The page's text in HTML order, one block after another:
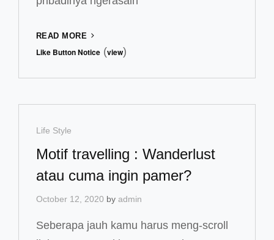
READ MORE
KALI
NGERASAIN
Like Button Notice (view)
Cat
Links
Life Style
Motif travelling : Wanderlust
atau cuma ingin pamer?
October 12, 2020 by admin
Seberapa jauh kamu harus meng-scroll